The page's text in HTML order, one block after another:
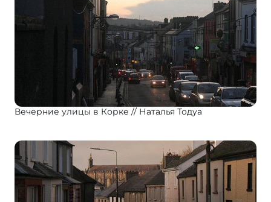
Вечерние улицы в Корке Наталья Тодуа